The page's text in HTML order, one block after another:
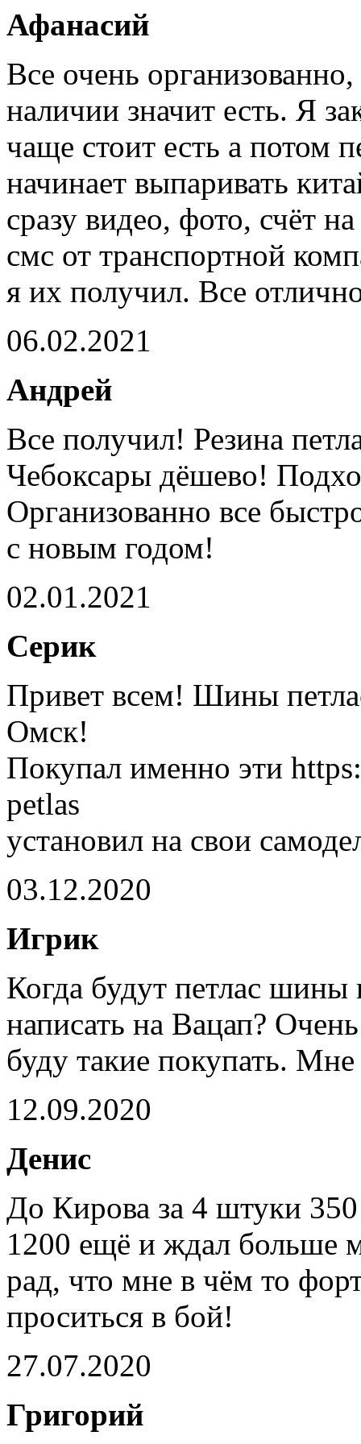
Афанасий
Все очень организованно,
наличии значит есть. Я
чаще стоит есть а потом
начинает выпаривать
сразу видео, фото, счёт
смс от транспортной
я их получил. Все
06.02.2021
Андрей
Все получил! Резина
Чебоксары дёшево!
Организованно все
с новым годом!
02.01.2021
Серик
Привет всем! Шины
Омск!
Покупал именно эти
petlas
установил на свои
03.12.2020
Игрик
Когда будут петлас
написать на Вацап?
буду такие покупать.
12.09.2020
Денис
До Кирова за 4 штуки
1200 ещё и ждал больше
рад, что мне в чём то
проситься в бой!
27.07.2020
Григорий